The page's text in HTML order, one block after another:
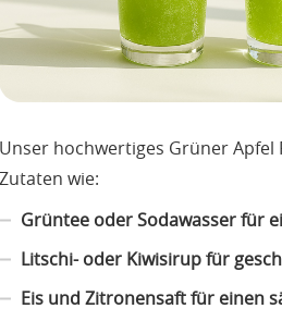
Unser hochwertiges Grüner
Zutaten wie:
Grüntee oder Sodawasser für
Litschi- oder Kiwisirup für
Eis und Zitronensaft für einen